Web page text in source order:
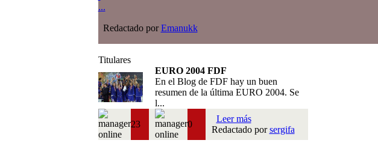
...
Redactado porEmanukk
Titulares
EURO 2004 FDF
En el Blog de FDF hay un buen
resumen de la última EURO 2004. Se
l...
23 0
Leer más
Redactado porsergifa